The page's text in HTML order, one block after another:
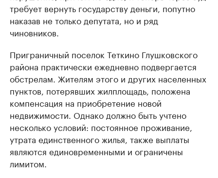
требует вернуть государству деньги, попутно
наказав не только депутата, но и ряд
чиновников.
Приграничный поселок Теткино Глушковского
района практически ежедневно подвергается
обстрелам. Жителям этого и других населенных
пунктов, потерявших жилплощадь, положена
компенсация на приобретение новой
недвижимости. Однако должно быть учтено
несколько условий: постоянное проживание,
утрата единственного жилья, также выплаты
являются единовременными и ограничены
лимитом.